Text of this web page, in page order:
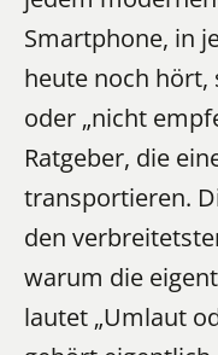
Smartphone, in
heute noch hört,
oder „nicht
Ratgeber, die
transportieren.
den
warum die
lautet „Umlaut